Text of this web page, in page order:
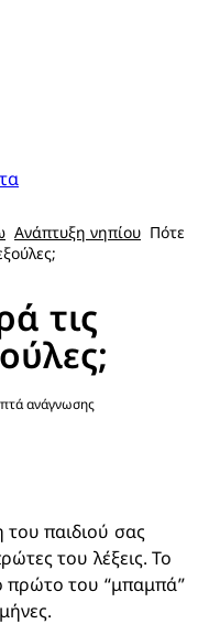
Ανάπτυξη νηπίου Πότε
τις
ανάγνωσης
παιδιού σας
του λέξεις. Το
πρώτο του “μπαμπά”